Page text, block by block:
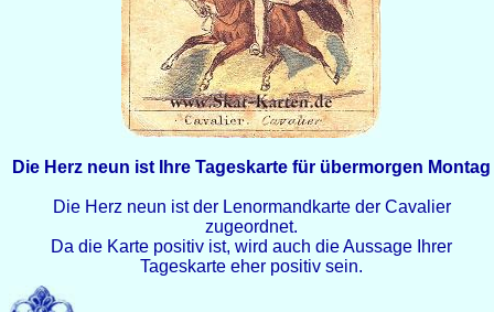
Die Herz neun ist Ihre Tageskarte für übermorgen Montag
Die Herz neun ist der Lenormandkarte der Cavalier
zugeordnet.
Da die Karte positiv ist, wird auch die Aussage Ihrer
Tageskarte eher positiv sein.